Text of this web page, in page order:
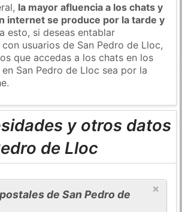
la mayor afluencia a los chats y
internet se produce por la tarde y
esto, si deseas entablar
usuarios de San Pedro de Lloc,
que accedas a los chats en los
San Pedro de Lloc sea por la
y otros datos
de Lloc
×
de San Pedro de